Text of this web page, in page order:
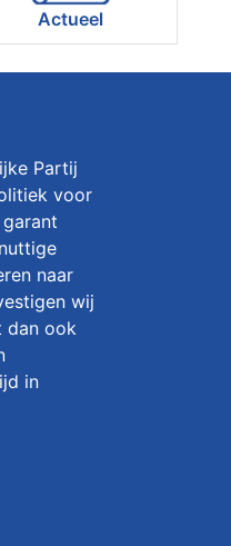
Actueel
Partij
voor
naar
wij
dan ook
in